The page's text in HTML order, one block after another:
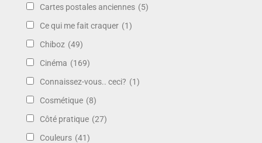
Cartes postales anciennes (5)
Ce qui me fait craquer (1)
Chiboz (49)
Cinéma (169)
Connaissez-vous.. ceci? (1)
Cosmétique (8)
Côté pratique (27)
Couleurs (41)